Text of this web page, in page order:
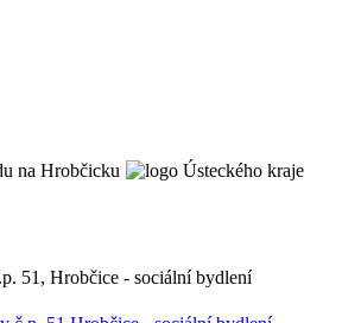
na Hrobčicku
51, Hrobčice - sociální bydlení